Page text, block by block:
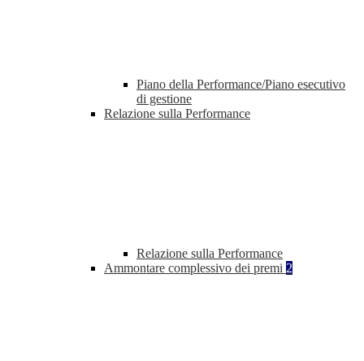
Piano della Performance/Piano esecutivo
di gestione
Relazione sulla Performance
Relazione sulla Performance
Ammontare complessivo dei premi 2